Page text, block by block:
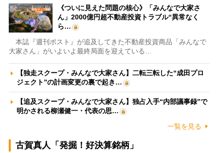
《ついに見えた問題の核心》「みんなで大家さ
ん」2000億円超不動産投資トラブル“異常なく
ら…
本誌『週刊ポスト』が追及してきた不動産投資商品「みんなで
大家さん」がいよいよ最終局面を迎えている…
【独走スクープ・みんなで大家さん】二転三転した“成田プロ
ジェクト”の計画変更の裏で起き…
【追及スクープ・みんなで大家さん】独占入手“内部議事録”で
明かされる柳瀬健一・代表の思…
一覧を見る
古賀真人「発掘！好決算銘柄」